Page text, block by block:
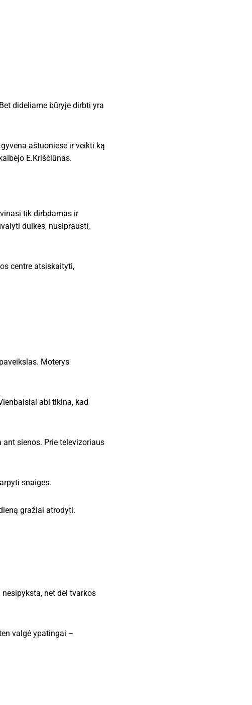
dideliame būryje dirbti yra
aštuoniese ir veikti ką
E.Kriščiūnas.
tik dirbdamas ir
dulkes, nusiprausti,
centre atsiskaityti,
Moterys
abi tikina, kad
sienos. Prie televizoriaus
snaiges.
gražiai atrodyti.
net dėl tvarkos
valgė ypatingai –